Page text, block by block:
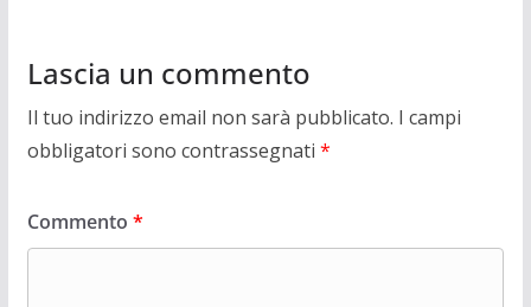
Lascia un commento
Il tuo indirizzo email non sarà pubblicato. I campi
obbligatori sono contrassegnati *
Commento *